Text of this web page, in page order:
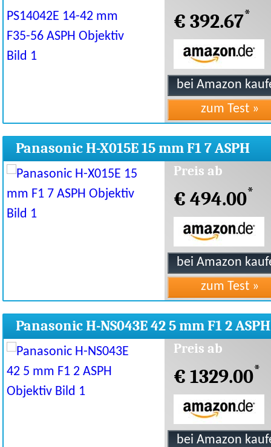
€ 392.67*
Panasonic H-X015E 15 mm F1 7 ASPH
Objektiv
Preis ab
€ 494.00*
Panasonic H-NS043E 42 5 mm F1 2 ASPH
Objektiv
Preis ab
€ 1329.00*